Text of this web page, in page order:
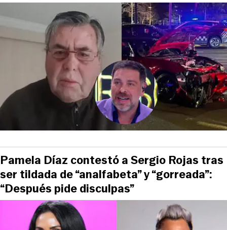
Pamela Díaz contestó a Sergio Rojas tras
ser tildada de “analfabeta” y “gorreada”:
“Después pide disculpas”